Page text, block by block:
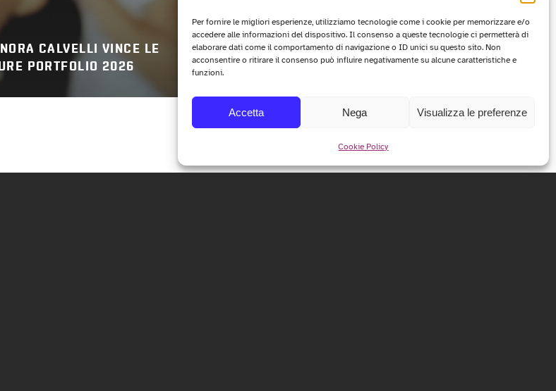
Per fornire le migliori esperienze, utilizziamo tecnologie come i cookie per memorizzare e/o
accedere alle informazioni del dispositivo. Il consenso a queste tecnologie ci permetterà di
elaborare dati come il comportamento di navigazione o ID unici su questo sito. Non
acconsentire o ritirare il consenso può influire negativamente su alcune caratteristiche e
funzioni.
Accetta Nega Visualizza le preferenze
Cookie Policy
CALVELLI VINCE LE
PORTFOLIO 2026
CIRCUITO OFF 2026: I PROGETTI
VINCITORI